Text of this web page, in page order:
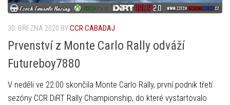
30. BŘEZNA 2020 BYCCR CABADAJ
Prvenství z Monte Carlo Rally odváží
Futureboy7880
V neděli ve 22:00 skončila Monte Carlo Rally, první podnik třetí
sezóny CCR DiRT Rally Championship, do které vystartovalo